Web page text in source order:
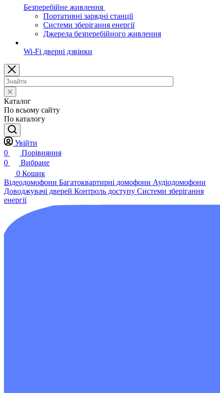
Безперебійне живлення
Портативні зарядні станції
Системи зберігання енергії
Джерела безперебійного живлення
Wi-Fi дверні дзвінки
Каталог
По всьому сайту
По каталогу
Увійти
0
Порівняння
0
Вибране
0 Кошик
Відеодомофони Багатоквартирні домофони Аудіодомофони
Доводжувачі дверей Контроль доступу Системи зберігання
енергії